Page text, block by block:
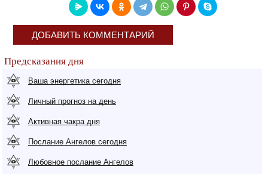
ДОБАВИТЬ КОММЕНТАРИЙ
Предсказания дня
Ваша энергетика сегодня
Личный прогноз на день
Активная чакра дня
Послание Ангелов сегодня
Любовное послание Ангелов